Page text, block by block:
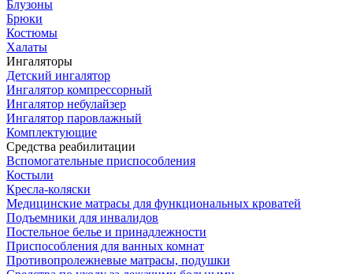
Блузоны
Брюки
Костюмы
Халаты
Ингаляторы
Детский ингалятор
Ингалятор компрессорный
Ингалятор небулайзер
Ингалятор паровлажный
Комплектующие
Средства реабилитации
Вспомогательные приспособления
Костыли
Кресла-коляски
Медицинские матрасы для функциональных кроватей
Подъемники для инвалидов
Постельное белье и принадлежности
Приспособления для ванных комнат
Противопролежневые матрасы, подушки